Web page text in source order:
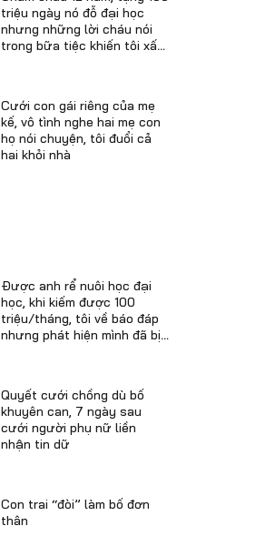
triệu ngày nó đỗ đại học
nhưng những lời cháu nói
trong bữa tiệc khiến tôi xấu
Cưới con gái riêng của mẹ
kế, vô tình nghe hai mẹ con
họ nói chuyện, tôi đuổi cả
hai khỏi nhà
Được anh rể nuôi học đại
học, khi kiếm được 100
triệu/tháng, tôi về báo đáp
nhưng phát hiện mình đã bị
Quyết cưới chồng dù bố
khuyên can, 7 ngày sau
cưới người phụ nữ liền
nhận tin dữ
Con trai “đòi” làm bố đơn
thân